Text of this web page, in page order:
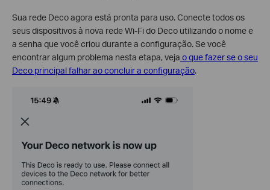
Sua rede Deco agora está pronta para uso. Conecte todos os
seus dispositivos à nova rede Wi-Fi do Deco utilizando o nome e
a senha que você criou durante a configuração. Se você
encontrar algum problema nesta etapa, veja o que fazer se o seu
Deco principal falhar ao concluir a configuração.